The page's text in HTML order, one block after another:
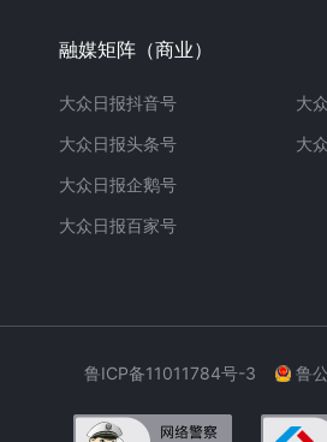
融媒矩阵（商业）
大众日报抖音号
大众日报头条号
大众日报企鹅号
大众日报百家号
大
大
鲁ICP备11011784号-3 鲁